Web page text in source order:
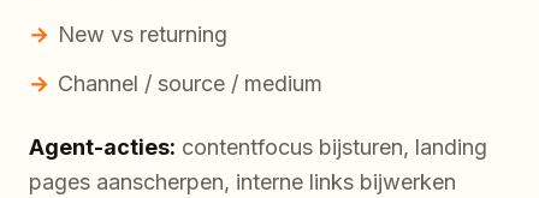
New vs returning
Channel / source / medium
Agent-acties: contentfocus bijsturen, landing
pages aanscherpen, interne links bijwerken